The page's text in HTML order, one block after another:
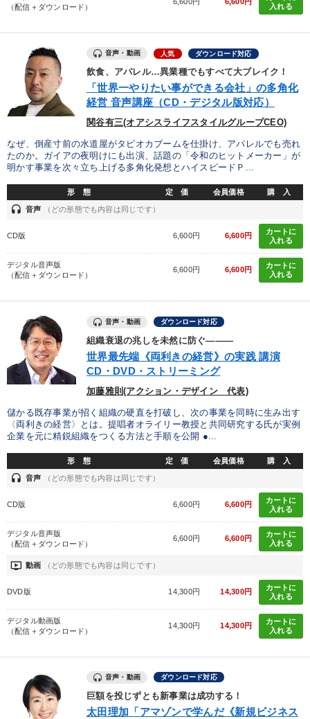
（配信＋ダウンロード）
入れる
音声・動画 人気 ダウンロード対応
飲食、アパレル…異業種でもすべて大ブレイク！
「世界一やりたい事ができる会社」の多角化
経営 音声講座（CD・デジタル版対応）
関谷有三(オアシスライフスタイルグループCEO)
なぜ、倒産寸前の水道屋がタピオカブームを仕掛け、アパレルでも売れ
たのか。ガイアの夜明けにも出演、話題の「令和のヒットメーカー」が
明かす事業を次々立ち上げる多角化発想とハイスピードＰ...
形 態 定 価 会員価格 購 入
headset 音声 （どの形態でも内容は同じです）
CD版 6,600円 6,600円
カートに
入れる
デジタル音声版
（配信＋ダウンロード）
6,600円 6,600円
カートに
入れる
音声・動画 ダウンロード対応
組織衰退の兆しを未然に防ぐ―――
世界最先端《両利きの経営》の実践 講演
CD・DVD・ストリーミング
加藤雅則(アクション・デザイン 代表)
儲かる既存事業が招く組織の硬直を打破し、次の事業を同時に生み出す
〈両利きの経営〉とは。提唱者オライリー教授と共同研究する氏が実例
企業を元に精鋭組織をつくる方法と手順を公開 ●...
形 態 定 価 会員価格 購 入
headset 音声 （どの形態でも内容は同じです）
CD版 6,600円 6,600円
カートに
入れる
デジタル音声版
（配信＋ダウンロード）
6,600円 6,600円
カートに
入れる
ondemand_video 動画 （どの形態でも内容は同じです）
DVD版 14,300円 14,300円
カートに
入れる
デジタル動画版
（配信＋ダウンロード）
14,300円 14,300円
カートに
入れる
音声・動画 ダウンロード対応
巨額を投じずとも新事業は成功する！
太田理加「アマゾンで学んだ《新規ビジネス